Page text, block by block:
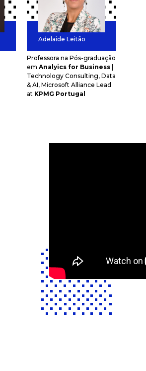
Adelaide Leitão
Professora na Pós-graduação
em Analyics for Business
Technology Consulting, Data
& AI, Microsoft Alliance Lead
at KPMG Portugal